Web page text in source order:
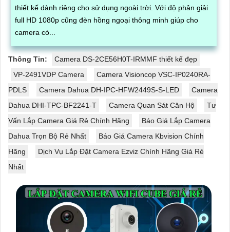
thiết kế dành riêng cho sử dụng ngoài trời. Với độ phân giải
full HD 1080p cũng đèn hồng ngoại thông minh giúp cho
camera có...
Thông Tin:
Camera DS-2CE56H0T-IRMMF thiết kế đẹp
VP-2491VDP Camera
Camera Visioncop VSC-IP0240RA-
PDLS
Camera Dahua DH-IPC-HFW2449S-S-LED
Camera
Dahua DHI-TPC-BF2241-T
Camera Quan Sát Căn Hộ
Tư
Vấn Lắp Camera Giá Rẻ Chính Hãng
Báo Giá Lắp Camera
Dahua Trọn Bộ Rẻ Nhất
Báo Giá Camera Kbvision Chính
Hãng
Dịch Vụ Lắp Đặt Camera Ezviz Chính Hãng Giá Rẻ
Nhất